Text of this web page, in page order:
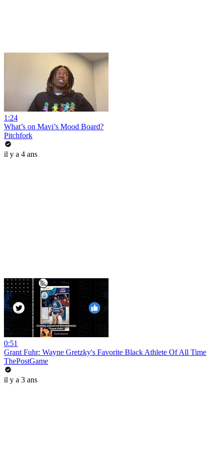
1:24
What’s on Mavi’s Mood Board?
Pitchfork
il y a 4 ans
0:51
Grant Fuhr: Wayne Gretzky's Favorite Black Athlete Of All Time
ThePostGame
il y a 3 ans